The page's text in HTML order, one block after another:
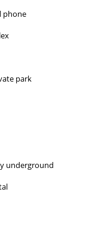
phone
park
underground